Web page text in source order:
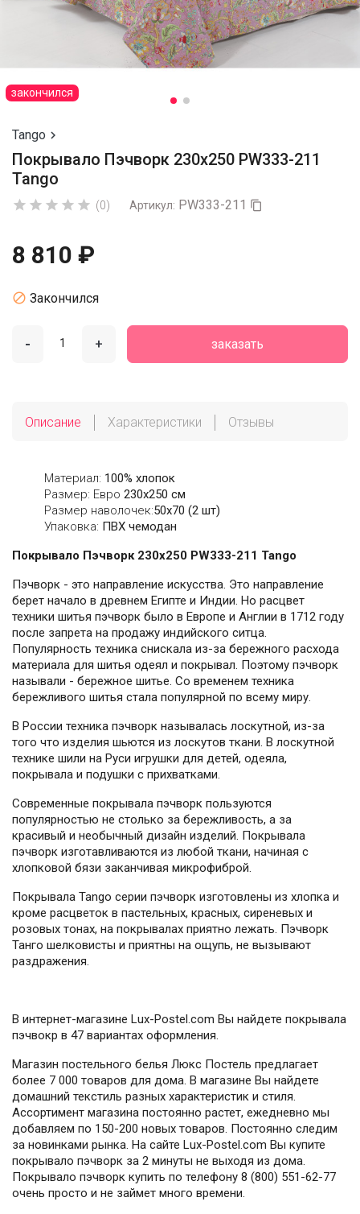
закончился
Tango 
Покрывало Пэчворк 230х250 PW333-211
Tango
     (0) Артикул: PW333-211 
8 810 ₽
 Закончился
- + заказать
Описание Характеристики Отзывы
Материал: 100% хлопок
Размер: Евро 230х250 см
Размер наволочек:50x70 (2 шт)
Упаковка: ПВХ чемодан
Покрывало Пэчворк 230х250 PW333-211 Tango
Пэчворк - это направление искусства. Это направление
берет начало в древнем Египте и Индии. Но расцвет
техники шитья пэчворк было в Европе и Англии в 1712 году
после запрета на продажу индийского ситца.
Популярность техника снискала из-за бережного расхода
материала для шитья одеял и покрывал. Поэтому пэчворк
называли - бережное шитье. Со временем техника
бережливого шитья стала популярной по всему миру.
В России техника пэчворк называлась лоскутной, из-за
того что изделия шьются из лоскутов ткани. В лоскутной
технике шили на Руси игрушки для детей, одеяла,
покрывала и подушки с прихватками.
Современные покрывала пэчворк пользуются
популярностью не столько за бережливость, а за
красивый и необычный дизайн изделий. Покрывала
пэчворк изготавливаются из любой ткани, начиная с
хлопковой бязи заканчивая микрофиброй.
Покрывала Tango серии пэчворк изготовлены из хлопка и
кроме расцветок в пастельных, красных, сиреневых и
розовых тонах, на покрывалах приятно лежать. Пэчворк
Танго шелковисты и приятны на ощупь, не вызывают
раздражения.
В интернет-магазине Lux-Postel.com Вы найдете покрывала
пэчвокр в 47 вариантах оформления.
Магазин постельного белья Люкс Постель предлагает
более 7 000 товаров для дома. В магазине Вы найдете
домашний текстиль разных характеристик и стиля.
Ассортимент магазина постоянно растет, ежедневно мы
добавляем по 150-200 новых товаров. Постоянно следим
за новинками рынка. На сайте Lux-Postel.com Вы купите
покрывало пэчворк за 2 минуты не выходя из дома.
Покрывало пэчворк купить по телефону 8 (800) 551-62-77
очень просто и не займет много времени.